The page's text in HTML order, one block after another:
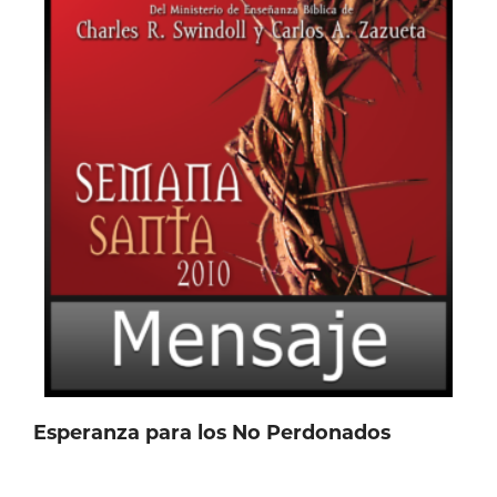
variantes.
Las
opciones
se
elegir
la
página
de
producto
Esperanza para los No Perdonados